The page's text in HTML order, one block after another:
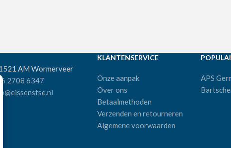
AM Wormerveer
6 2708 6347
KLANTENSERVICE
Onze aanpak
Over ons
Betaalmethoden
Verzenden en retourneren
Algemene voorwaarden
APS